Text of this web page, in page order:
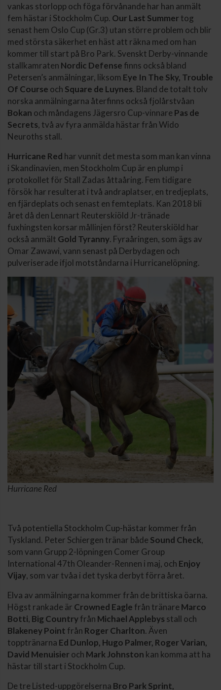
vankas storlopp och föga förvånande har han anmält
fem hästar i Stockholm Cup. Our Last Summertog
senast hem Oslo Cup (Gr.3) utan större problem och blir
med största säkerhet en häst att räkna med om han
kommer till start på Bro Park. Svenskt Derby-vinnande
stallkamraten Nordic Defense finns också bland
Petersen’s anmälningar, liksom Eye In The Sky, Trouble
Of Course och Square de Luynes. Bland de totalt tolv
norska anmälningarna återfinns också fjolårstvåan
Bokan och måndagens Jägersro Cup-vinnare Pas de
Secrets, två av fyra anmälda hästar från Wido
Neuroths stall.
Hurricane Red har vunnit det mesta som man kan vinna
i Skandinavien, men Stockholm Cup är en plump i
protokollet för Stall Zadas åttaåring. Fem tidigare
försök har resulterat i två andraplatser, en tredjeplats,
en fjärdeplats och senast en femteplats. Kan 2018 bli
året då den Lennart Reuterskiöld Jr-tränade
fuxhingsten korsar mållinjen först? Reuterskiöld har
också anmält Gold Tyranny. Fyraåringen, som ägs av
Omar Zawawi, vann senast på Derbydagen och
pulveriserade ifjol motståndarna i Hurricanelöpning.
Hurricane Red
Två potentiella Stockholm Cup-hästar kommer från
Tyskland. Peter Schiergen tränar både Sound Check,
som vann Grupp 2-löpningen Comer Group
International 47th Oleander-Rennen i maj, och Enjoy
Vijay, som var tvåa i det tyska derbyt förra året.
Elva av anmälningarna kommer från de brittiska öarna.
Högst rankade är Crowned Eagle från tränare Marco
Botti, Big Countryfrån Michael Applebys stall och
Blakeney Point från Roger Charlton. Även
topptränarna Ed Dunlop, Hugo Palmer, Roger Varian,
David Menuisieroch Mark Johnston kan komma att ha
hästar till start i Stockholm Cup.
De tre Listed-uppgörelserna Bro Park Sprint,